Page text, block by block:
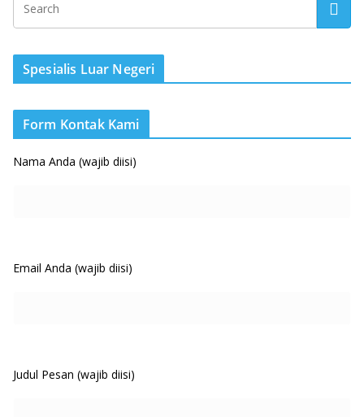
Spesialis Luar Negeri
Form Kontak Kami
Nama Anda (wajib diisi)
Email Anda (wajib diisi)
Judul Pesan (wajib diisi)